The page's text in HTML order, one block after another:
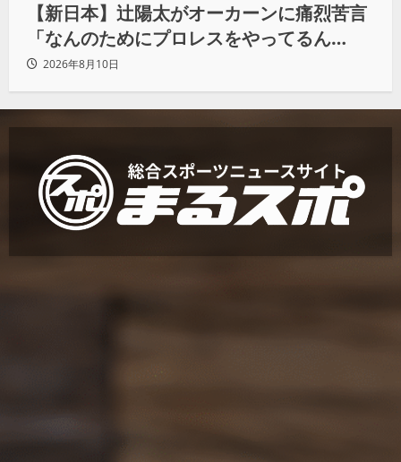
【新日本】辻陽太がオーカーンに痛烈苦言
「なんのためにプロレスをやってるん
だ？」
2026年8月10日